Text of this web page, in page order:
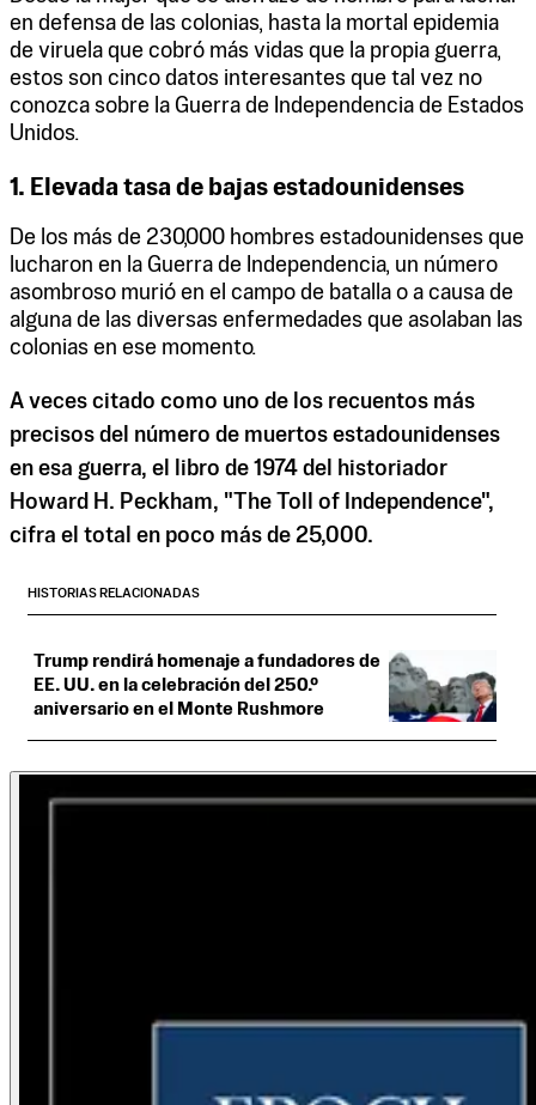
en defensa de las colonias, hasta la mortal epidemia
de viruela que cobró más vidas que la propia guerra,
estos son cinco datos interesantes que tal vez no
conozca sobre la Guerra de Independencia de Estados
Unidos.
1. Elevada tasa de bajas estadounidenses
De los más de 230,000 hombres estadounidenses que
lucharon en la Guerra de Independencia, un número
asombroso murió en el campo de batalla o a causa de
alguna de las diversas enfermedades que asolaban las
colonias en ese momento.
A veces citado como uno de los recuentos más
precisos del número de muertos estadounidenses
en esa guerra, el libro de 1974 del historiador
Howard H. Peckham, "The Toll of Independence",
cifra el total en poco más de 25,000.
HISTORIAS RELACIONADAS
Trump rendirá homenaje a fundadores de
EE. UU. en la celebración del 250.º
aniversario en el Monte Rushmore